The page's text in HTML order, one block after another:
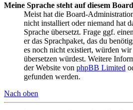
Meine Sprache steht auf diesem
Meist hat die Board-
nicht installiert oder niemand hat
Sprache übersetzt. Frage ggf.
er das Sprachpaket, das du
es noch nicht existiert, würden
übersetzen würdest. Weitere
der Website von phpBB Limited
gefunden werden.
Nach oben